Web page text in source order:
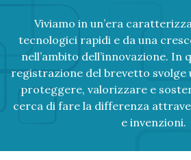
Viviamo in un’era
tecnologici rapidi e da una
nell’ambito dell’innovazione. In
registrazione del brevetto svolge
proteggere, valorizzare e
cerca di fare la differenza
e invenzioni.